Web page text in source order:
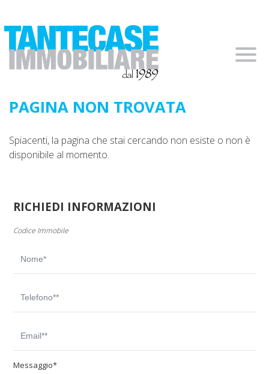
Chi Siamo
Immobili In Vendita
Immobili In Affitto
I Nostri Servizi
Contatti
PAGINA NON TROVATA
Spiacenti, la pagina che stai cercando non esiste o non è
disponibile al momento.
RICHIEDI INFORMAZIONI
Codice Immobile
Messaggio*